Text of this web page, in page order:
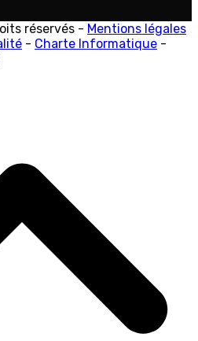
réservés - Mentions légales
- Charte Informatique -